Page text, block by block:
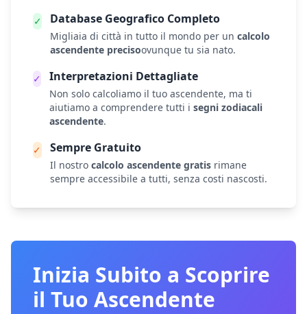
✓ Database Geografico Completo
Migliaia di città in tutto il mondo per uncalcolo
ascendente precisoovunque tu sia nato.
✓ Interpretazioni Dettagliate
Non solo calcoliamo il tuo ascendente, ma ti
aiutiamo a comprendere tutti i segni zodiacali
ascendente.
✓ Sempre Gratuito
Il nostro calcolo ascendente gratisrimane
sempre accessibile a tutti, senza costi nascosti.
Inizia Subito a Scoprire
il Tuo Ascendente